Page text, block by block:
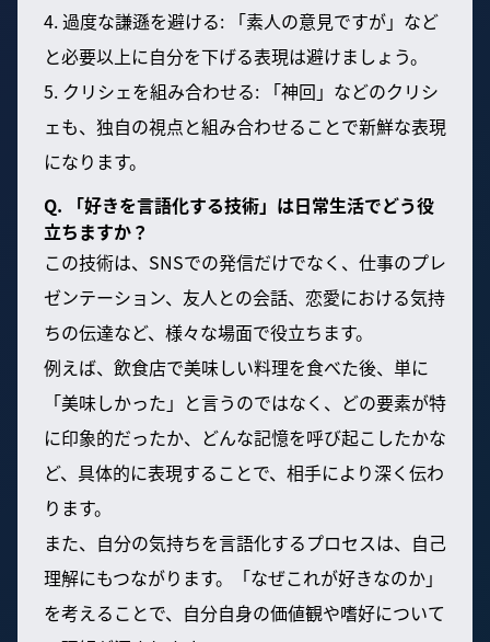
4. 過度な謙遜を避ける: 「素人の意見ですが」など
と必要以上に自分を下げる表現は避けましょう。
5. クリシェを組み合わせる: 「神回」などのクリシ
ェも、独自の視点と組み合わせることで新鮮な表現
になります。
Q. 「好きを言語化する技術」は日常生活でどう役
立ちますか？
この技術は、SNSでの発信だけでなく、仕事のプレ
ゼンテーション、友人との会話、恋愛における気持
ちの伝達など、様々な場面で役立ちます。
例えば、飲食店で美味しい料理を食べた後、単に
「美味しかった」と言うのではなく、どの要素が特
に印象的だったか、どんな記憶を呼び起こしたかな
ど、具体的に表現することで、相手により深く伝わ
ります。
また、自分の気持ちを言語化するプロセスは、自己
理解にもつながります。「なぜこれが好きなのか」
を考えることで、自分自身の価値観や嗜好について